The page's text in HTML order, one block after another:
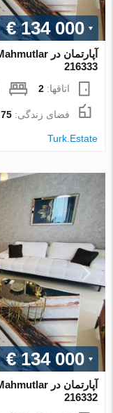
€ 134 000
216333
اتاقها:2
فضای زندگی:75 m
Turk.Estate
€ 134 000
216332